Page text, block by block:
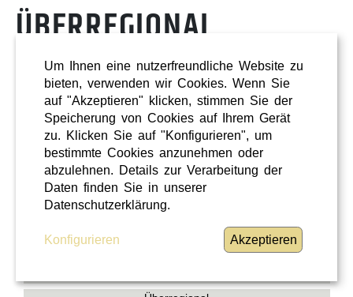
ÜBERREGIONAL
Um Ihnen eine nutzerfreundliche Website zu
bieten, verwenden wir Cookies. Wenn Sie
auf "Akzeptieren" klicken, stimmen Sie der
Speicherung von Cookies auf Ihrem Gerät
zu. Klicken Sie auf "Konfigurieren", um
bestimmte Cookies anzunehmen oder
abzulehnen. Details zur Verarbeitung der
Daten finden Sie in unserer
Datenschutzerklärung.
Konfigurieren Akzeptieren